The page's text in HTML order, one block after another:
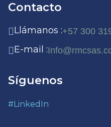
Contacto
Llámanos :+57 300
E-mail :
Síguenos
#LinkedIn